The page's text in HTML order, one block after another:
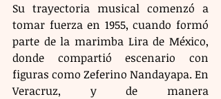
Su trayectoria musical comenzó a
tomar fuerza en 1955, cuando formó
parte de la marimba Lira de México,
donde compartió escenario con
figuras como Zeferino Nandayapa. En
Veracruz, y de manera